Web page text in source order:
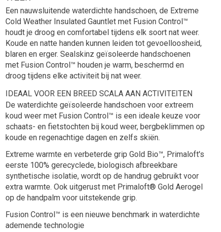
Een nauwsluitende waterdichte handschoen, de Extreme
Cold Weather Insulated Gauntlet met Fusion Control™
houdt je droog en comfortabel tijdens elk soort nat weer.
Koude en natte handen kunnen leiden tot gevoelloosheid,
blaren en erger. Sealskinz geïsoleerde handschoenen
met Fusion Control™ houden je warm, beschermd en
droog tijdens elke activiteit bij nat weer.
IDEAAL VOOR EEN BREED SCALA AAN ACTIVITEITEN
De waterdichte geïsoleerde handschoen voor extreem
koud weer met Fusion Control™ is een ideale keuze voor
schaats- en fietstochten bij koud weer, bergbeklimmen op
koude en regenachtige dagen en zelfs skiën.
Extreme warmte en verbeterde grip Gold Bio™, Primaloft's
eerste 100% gerecyclede, biologisch afbreekbare
synthetische isolatie, wordt op de handrug gebruikt voor
extra warmte. Ook uitgerust met Primaloft® Gold Aerogel
op de handpalm voor uitstekende grip.
Fusion Control™ is een nieuwe benchmark in waterdichte
ademende technologie